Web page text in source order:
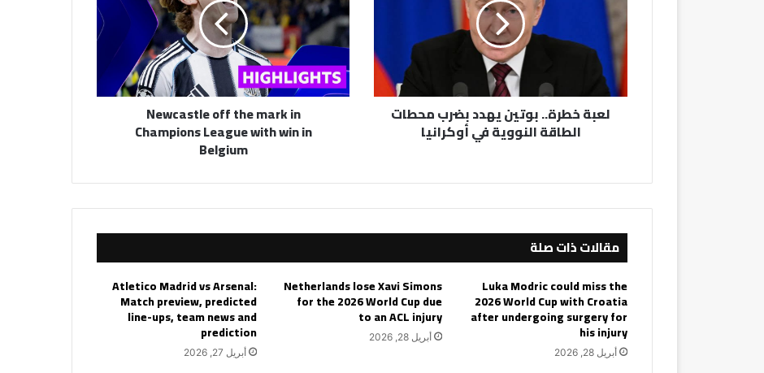
يهدد
بضرب
الطاقة
النووية
في
أوكرانيالعبة خطرة.. بوتين يهدد بضرب محطات
الطاقة النووية في أوكرانيا
mark
in
Champions
with
win
Belgium
Newcastle off the mark in
Champions League with win in
Belgium
مقالات ذات صلة
Luka Modric could miss the
2026 World Cup with Croatia
after undergoing surgery for
his injury
أبريل 28, 2026
Netherlands lose Xavi Simons
for the 2026 World Cup due
to an ACL injury
أبريل 28, 2026
Atletico Madrid vs Arsenal:
Match preview, predicted
line-ups, team news and
prediction
أبريل 27, 2026